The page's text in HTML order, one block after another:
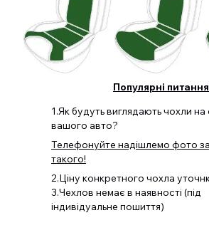
Популярні
1.Як будуть виглядають чохли на
вашого авто?
Телефонуйте надішлемо фото за
такого!
2.Ціну конкретного чохла
3.Чехлов немає в наявності (під
індивідуальне пошиття)